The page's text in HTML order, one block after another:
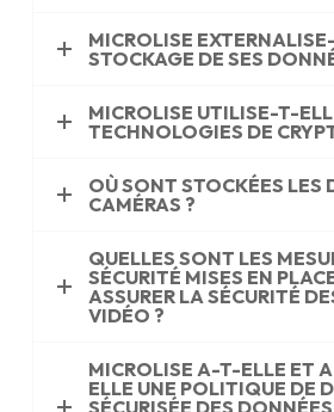
MICROLISE
STOCKAGE DE SES
MICROLISE UTILISE-T-
TECHNOLOGIES DE
OÙ SONT STOCKÉES LES
CAMÉRAS ?
QUELLES SONT LES
SÉCURITÉ MISES EN
ASSURER LA SÉCURITÉ
VIDÉO ?
MICROLISE A-T-ELLE ET
ELLE UNE POLITIQUE DE